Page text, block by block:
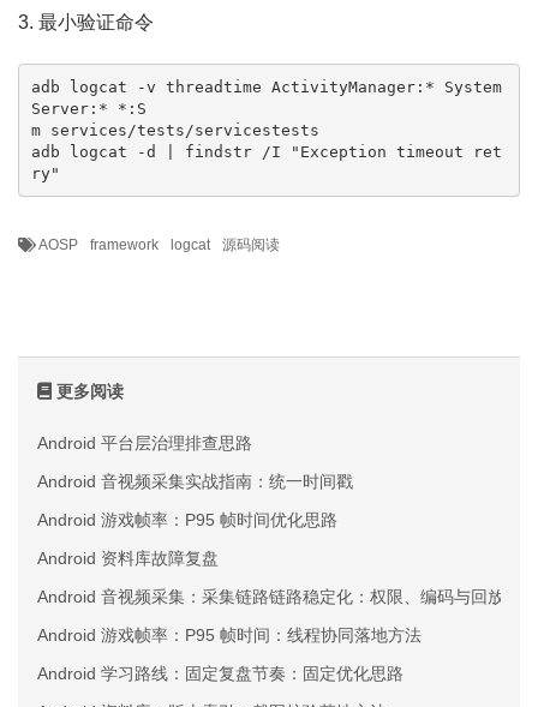
3. 最小验证命令
adb logcat -v threadtime ActivityManager:* System
Server:* *:S
m services/tests/servicestests
adb logcat -d | findstr /I "Exception timeout ret
ry"
AOSP framework logcat 源码阅读
更多阅读
Android 平台层治理排查思路
Android 音视频采集实战指南：统一时间戳
Android 游戏帧率：P95 帧时间优化思路
Android 资料库故障复盘
Android 音视频采集：采集链路链路稳定化：权限、编码与回放三
Android 游戏帧率：P95 帧时间：线程协同落地方法
Android 学习路线：固定复盘节奏：固定优化思路